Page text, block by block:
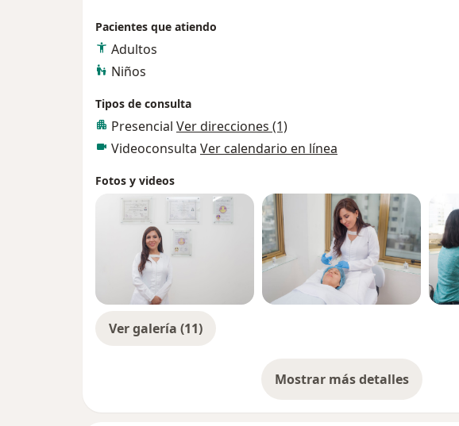
Pacientes que atiendo
Adultos
Niños
Tipos de consulta
Presencial Ver direcciones (1)
Videoconsulta Ver calendario en línea
Fotos y videos
Ver galería (11)
Mostrar más detalles
sobre la experiencia